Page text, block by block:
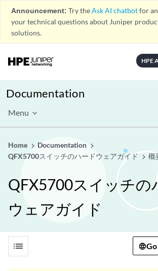
Announcement: Try theAsk AI chatbotfor
your technical questions about Juniper
solutions.
HPE
Documentation
Menu
Home
Documentation
QFX5700スイッチのハードウェアガイド
概
QFX5700スイッチの
ウェアガイド
list